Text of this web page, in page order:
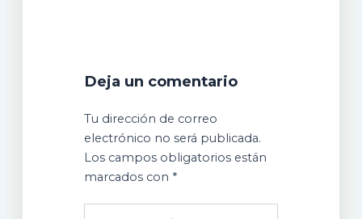
Deja un comentario
Tu dirección de correo
electrónico no será publicada.
Los campos obligatorios están
marcados con *